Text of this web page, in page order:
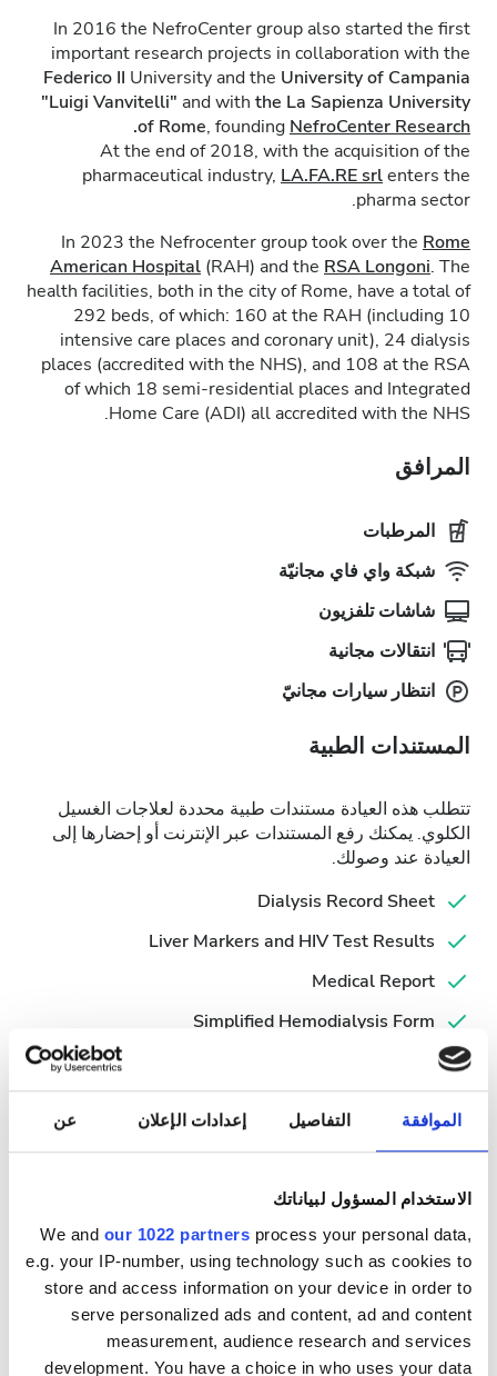
الموافقة التفاصيل إعدادات الإعلان عن
الاستخدام المسؤول لبياناتك
We and our 1022 partners process your personal data,
e.g. your IP-number, using technology such as cookies to
store and access information on your device in order to
serve personalized ads and content, ad and content
measurement, audience research and services
development. You have a choice in who uses your data
In 2016 the NefroCenter group also started the first
important research projects in collaboration with the
Federico II University and the University of Campania
"Luigi Vanvitelli" and with the La Sapienza University
of Rome, founding NefroCenter Research
.
At the end of 2018, with the acquisition of the
pharmaceutical industry, LA.FA.REsrlenters the
pharma sector.
In 2023 the Nefrocenter group took over the Rome
American Hospital (RAH) and the RSA Longoni. The
health facilities, both in the city of Rome, have a total of
292 beds, of which: 160 at the RAH (including 10
intensive care places and coronary unit), 24 dialysis
places (accredited with the NHS), and 108 at the RSA
of which 18 semi-residential places and Integrated
Home Care (ADI) all accredited with the NHS.
المرافق
المرطبات
شبكة واي فاي مجانيّة
شاشات تلفزيون
انتقالات مجانية
انتظار سيارات مجانيّ
المستندات الطبية
تتطلب هذه العيادة مستندات طبية محددة لعلاجات الغسيل
الكلوي. يمكنك رفع المستندات عبر الإنترنت أو إحضارها إلى
العيادة عند وصولك.
Dialysis Record Sheet
Liver Markers and HIV Test Results
Medical Report
Simplified Hemodialysis Form
أيام العلاج المُتاحة
أغسطس2026
الاثنينالثلاثاءالأربعاءالخميسالجمعةالسبتالأحد
1
2